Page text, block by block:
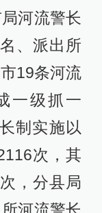
河流警长
、派出所
19条河流
一级抓一
制实施以
次，其
，分县局